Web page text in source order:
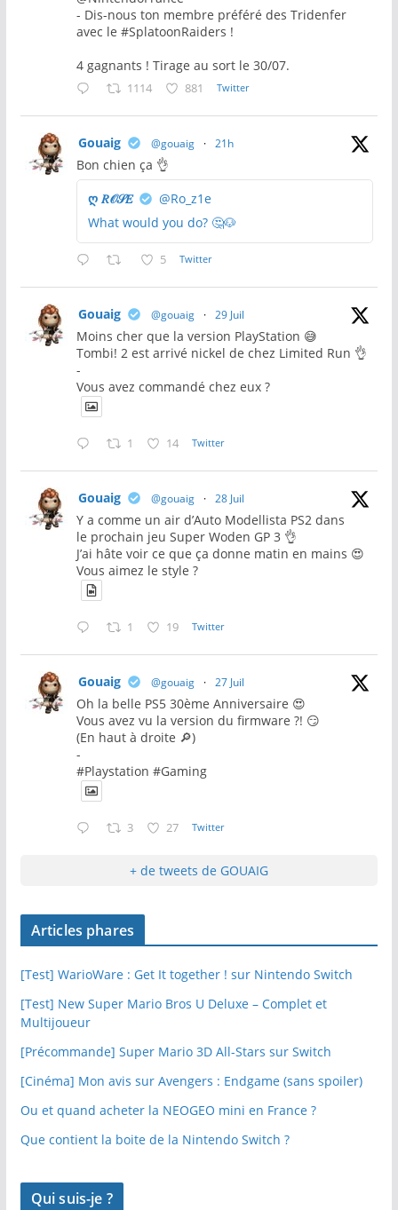
- Dis-nous ton membre préféré des Tridenfer
avec le #SplatoonRaiders !
4 gagnants ! Tirage au sort le 30/07.
1114 881 Twitter
Gouaig @gouaig · 21h
Bon chien ça 👌
ღ 𝑅𝒪𝒮𝐸
@Ro_z1e
What would you do? 🤔🐶
5 Twitter
Gouaig @gouaig · 29 Juil
Moins cher que la version PlayStation 😅
Tombi! 2 est arrivé nickel de chez Limited Run 👌
-
Vous avez commandé chez eux ?
1 14 Twitter
Gouaig @gouaig · 28 Juil
Y a comme un air d’Auto Modellista PS2 dans
le prochain jeu Super Woden GP 3 👌
J’ai hâte voir ce que ça donne matin en mains 😍
Vous aimez le style ?
1 19 Twitter
Gouaig @gouaig · 27 Juil
Oh la belle PS5 30ème Anniversaire 😍
Vous avez vu la version du firmware ?! 😏
(En haut à droite 🔎)
-
#Playstation #Gaming
3 27 Twitter
+ de tweets de GOUAIG
Articles phares
[Test] WarioWare : Get It together ! sur Nintendo Switch
[Test] New Super Mario Bros U Deluxe – Complet et
Multijoueur
[Précommande] Super Mario 3D All-Stars sur Switch
[Cinéma] Mon avis sur Avengers : Endgame (sans spoiler)
Ou et quand acheter la NEOGEO mini en France ?
Que contient la boite de la Nintendo Switch ?
Qui suis-je ?